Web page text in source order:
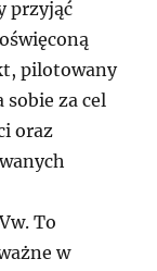
przyjąć
pilotowany
sobie za cel
oraz
To
w